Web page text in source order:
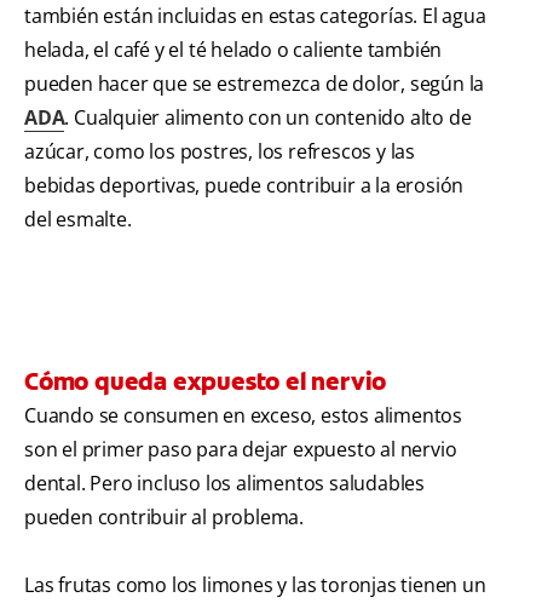
también están incluidas en estas categorías. El agua
helada, el café y el té helado o caliente también
pueden hacer que se estremezca de dolor, según la
ADA. Cualquier alimento con un contenido alto de
azúcar, como los postres, los refrescos y las
bebidas deportivas, puede contribuir a la erosión
del esmalte.
Cómo queda expuesto el nervio
Cuando se consumen en exceso, estos alimentos
son el primer paso para dejar expuesto al nervio
dental. Pero incluso los alimentos saludables
pueden contribuir al problema.
Las frutas como los limones y las toronjas tienen un